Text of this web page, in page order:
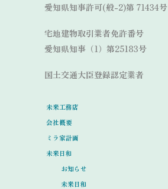
愛知県知事許可(般-2)第 71434号
宅地建物取引業者免許番号
愛知県知事（1）第25183号
国土交通大臣登録認定業者
未来工務店
会社概要
ミラ家計画
未来日和
お知らせ
未来日和